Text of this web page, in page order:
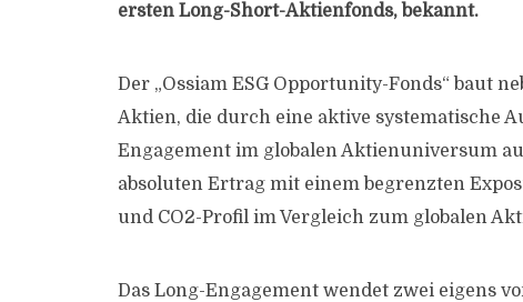
ersten Long-Short-Aktienfonds, bekannt.
Der „Ossiam ESG Opportunity-Fonds“ baut
Aktien, die durch eine aktive systematische
Engagement im globalen Aktienuniversum
absoluten Ertrag mit einem begrenzten
und CO2-Profil im Vergleich zum globalen
Das Long-Engagement wendet zwei eigens